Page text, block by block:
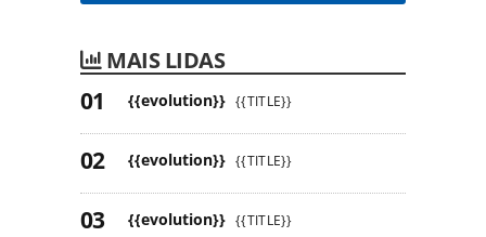
MAIS LIDAS
{{evolution}} {{TITLE}}
{{evolution}} {{TITLE}}
{{evolution}} {{TITLE}}